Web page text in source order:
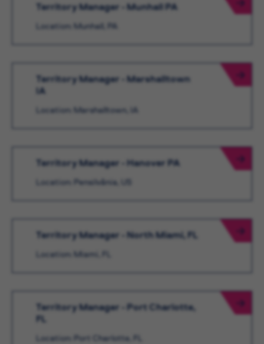
Territory Manager - Munhall PA
Location: Munhall, PA
Territory Manager - Marshalltown
IA
Location: Marshalltown, IA
Territory Manager - Hanover PA
Location: Pensilvânia, US
Territory Manager - North Miami, FL
Location: Miami, FL
Territory Manager - Port Charlotte,
FL
Location: Port Charlotte, FL